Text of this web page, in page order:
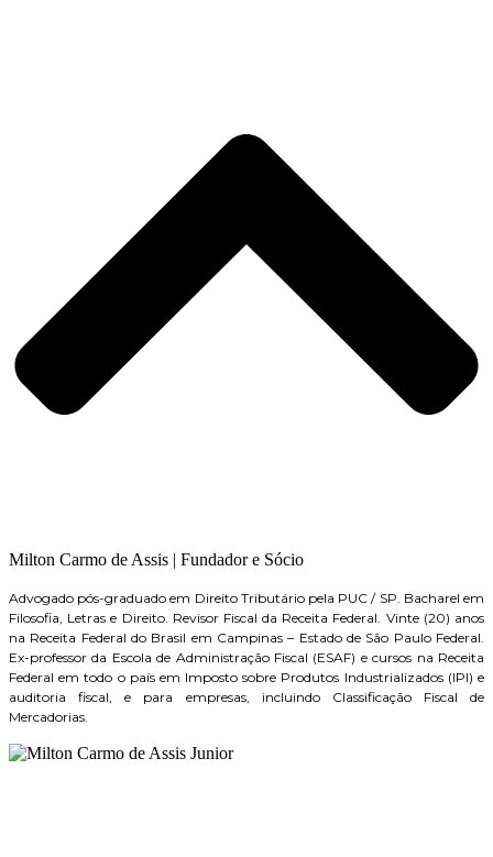
Milton Carmo de Assis | Fundador e Sócio
Advogado pós-graduado em Direito Tributário pela PUC / SP. Bacharel em
Filosofia, Letras e Direito. Revisor Fiscal da Receita Federal. Vinte (20) anos
na Receita Federal do Brasil em Campinas – Estado de São Paulo Federal.
Ex-professor da Escola de Administração Fiscal (ESAF) e cursos na Receita
Federal em todo o país em Imposto sobre Produtos Industrializados (IPI) e
auditoria fiscal, e para empresas, incluindo Classificação Fiscal de
Mercadorias.